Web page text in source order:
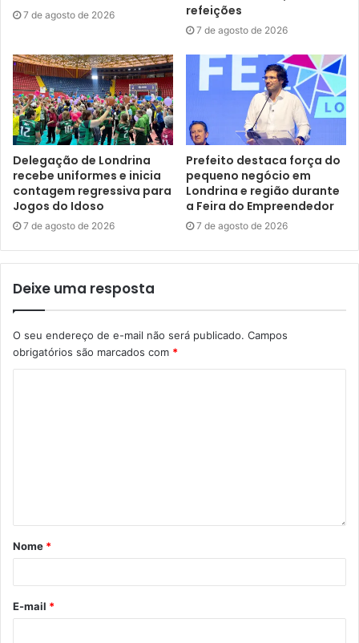
prostração, fraqueza, náuseas, vômitos, dor atrás dos
olhos e manchas vermelhas na pele.
Casos de dengue –De acordo com a SMS, até fevereiro
de 2024 foram notificados 12.388 casos suspeitos de
dengue, dos quais 3.220 foram confirmados, 2.927 foram
descartados e 6.241 continuam em análise. Até o
momento, o município contabiliza 4 óbitos. De acordo com
o primeiro Levantamento Rápido de Índices para o Aedes
aegypti (LIRAa) de 2024, 84% dos focos positivos foram
encontrados nos quintais das residências, e os demais
16% foram encontrados dentro das casas.
Etiquetas Aedes aegypti atendimento
UBS Ouro Branco
unidade exclusiva unidade referência UPA Sabará
7 de agosto de 2026
refeições
7 de agosto de 2026
Delegação de Londrina
recebe uniformes e inicia
contagem regressiva para
Jogos do Idoso
7 de agosto de 2026
Prefeito destaca força do
pequeno negócio em
Londrina e região durante
a Feira do Empreendedor
7 de agosto de 2026
Deixe uma resposta
O seu endereço de e-mail não será publicado. Campos
obrigatórios são marcados com *
Nome *
E-mail *